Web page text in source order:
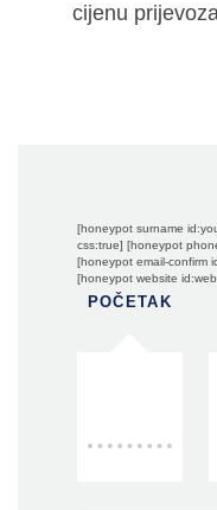
cijenu
[honeypot surname
css:true] [honeypot
[honeypot email-confirm
[honeypot website
POČETAK